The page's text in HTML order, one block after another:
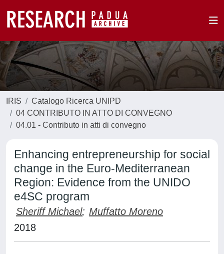
IRIS
Catalogo Ricerca UNIPD
04 CONTRIBUTO IN ATTO DI CONVEGNO
04.01 - Contributo in atti di convegno
Enhancing entrepreneurship for social
change in the Euro-Mediterranean
Region: Evidence from the UNIDO
e4SC program
Sheriff Michael; Muffatto Moreno
2018